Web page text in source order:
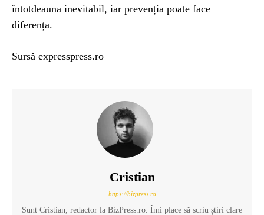
întotdeauna inevitabil, iar prevenția poate face
diferența.
Sursă expresspress.ro
Cristian
https://bizpress.ro
Sunt Cristian, redactor la BizPress.ro. Îmi place să scriu știri clare